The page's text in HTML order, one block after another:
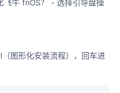
图形化安装流程），回车进